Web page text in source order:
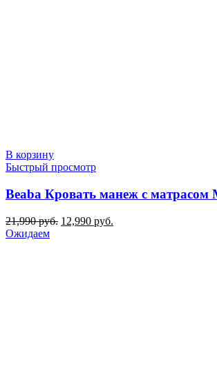
В корзину
Быстрый просмотр
Beaba Кровать манеж с матрасом
21,990руб. Первоначальная
12,990 руб.
Ожидаем